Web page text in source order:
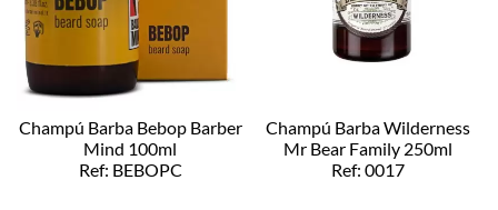
Champú Barba Bebop Barber
Mind 100ml
Ref: BEBOPC
Champú Barba Wilderness
Mr Bear Family 250ml
Ref: 0017